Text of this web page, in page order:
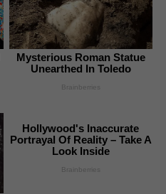
Mysterious Roman Statue
Unearthed In Toledo
Brainberries
Hollywood's Inaccurate
Portrayal Of Reality – Take A
Look Inside
Brainberries